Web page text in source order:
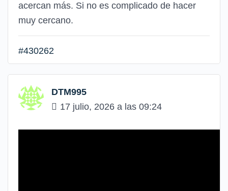
acercan más. Si no es complicado de hacer
muy cercano.
#430262
DTM995
17 julio, 2026 a las 09:24